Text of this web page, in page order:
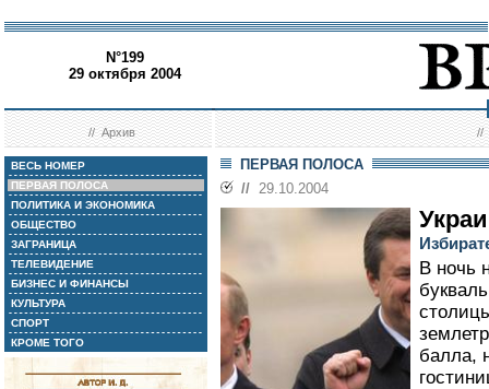
N°199
29 октября 2004
//Архив //
ВЕСЬ НОМЕР
ПЕРВАЯ ПОЛОСА
ПОЛИТИКА И ЭКОНОМИКА
ОБЩЕСТВО
ЗАГРАНИЦА
ТЕЛЕВИДЕНИЕ
БИЗНЕС И ФИНАНСЫ
КУЛЬТУРА
СПОРТ
КРОМЕ ТОГО
ПЕРВАЯ ПОЛОСА
// 29.10.2004
В ночь
балла,